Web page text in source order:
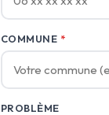
COMMUNE *
PROBLÈME